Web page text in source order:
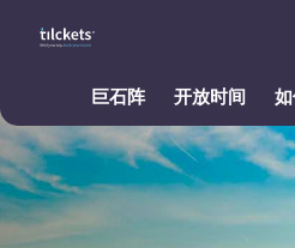
巨石阵 开放时间